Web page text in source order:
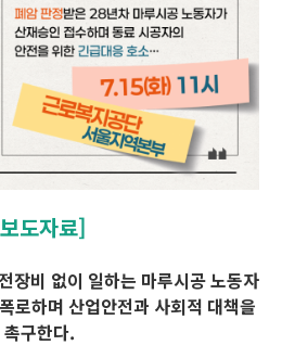
도자료]
장비 없이 일하는 마루시공 노동자
로하며 산업안전과 사회적 대책을
촉구한다.